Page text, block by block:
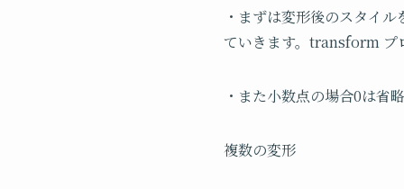
・まずは変形後のスタイ
ていきます。transform プ
・また小数点の場合0は省
複数の変形